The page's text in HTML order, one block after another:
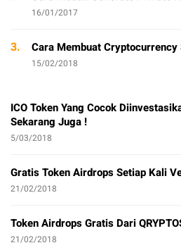
16/01/2017
3. Cara Membuat Cryptocurrency
15/02/2018
ICO Token Yang Cocok
Sekarang Juga !
5/03/2018
Gratis Token Airdrops Setiap Kali
21/02/2018
Token Airdrops Gratis Dari
21/02/2018